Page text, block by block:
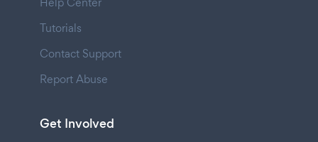
Tutorials
Contact Support
Report Abuse
Get Involved